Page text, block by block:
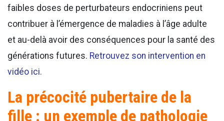
faibles doses de perturbateurs endocriniens peut
contribuer à l’émergence de maladies à l’âge adulte
et au-delà avoir des conséquences pour la santé des
générations futures. Retrouvez son intervention en
vidéo ici.
La précocité pubertaire de la
fille : un exemple de pathologie